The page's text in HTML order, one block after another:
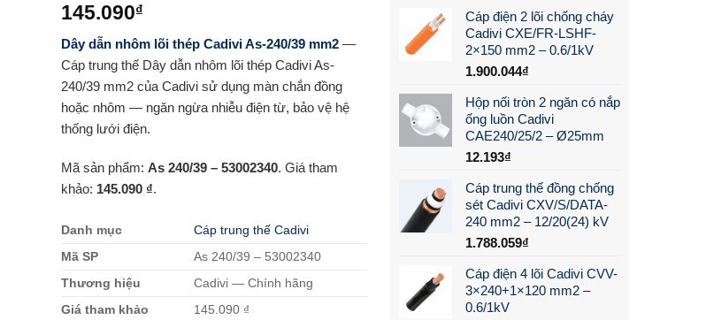
Cáp điện 2 lõi chống cháy
Cadivi CXE/FR-LSHF-
2×150 mm2 – 0.6/1kV
1.900.044₫
Hộp nối tròn 2 ngăn có nắp
ống luồn Cadivi
CAE240/25/2 – Ø25mm
12.193₫
Cáp trung thế đồng chống
sét Cadivi CXV/S/DATA-
240 mm2 – 12/20(24) kV
1.788.059₫
Cáp điện 4 lõi Cadivi CVV-
3×240+1×120 mm2 –
0.6/1kV
145.090₫
Dây dẫn nhôm lõi thép Cadivi As-240/39 mm2—
Cáp trung thế Dây dẫn nhôm lõi thép Cadivi As-
240/39 mm2 của Cadivi sử dụng màn chắn đồng
hoặc nhôm — ngăn ngừa nhiễu điện từ, bảo vệ hệ
thống lưới điện.
Mã sản phẩm: As 240/39 – 53002340. Giá tham
khảo: 145.090 ₫.
Danh mục
Cáp trung thế Cadivi
Mã SP
As 240/39 – 53002340
Thương hiệu
Cadivi — Chính hãng
Giá tham khảo
145.090 ₫